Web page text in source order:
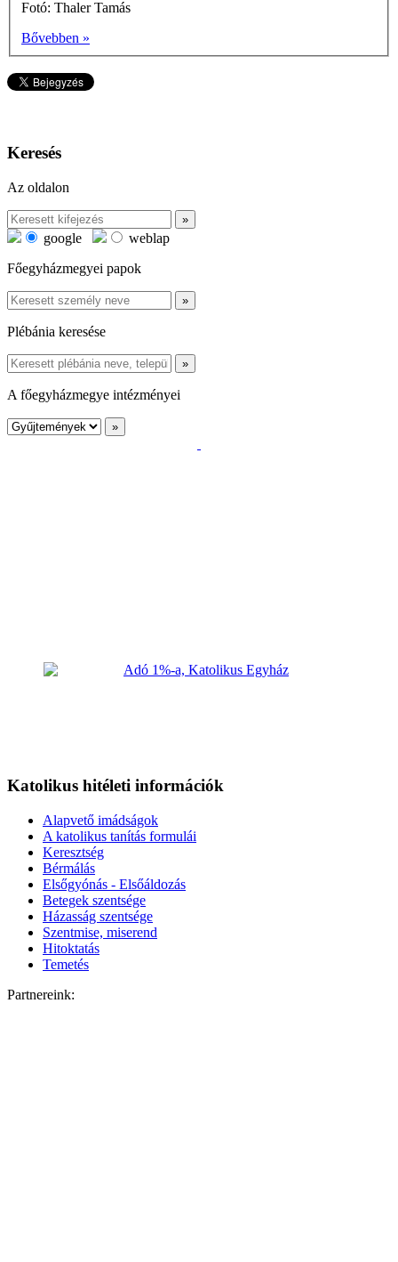
Fotó: Thaler Tamás
Bővebben »
Keresés
Az oldalon
google
weblap
Főegyházmegyei papok
Plébánia keresése
A főegyházmegye intézményei
Katolikus hitéleti információk
Alapvető imádságok
A katolikus tanítás formulái
Keresztség
Bérmálás
Elsőgyónás - Elsőáldozás
Betegek szentsége
Házasság szentsége
Szentmise, miserend
Hitoktatás
Temetés
Partnereink: